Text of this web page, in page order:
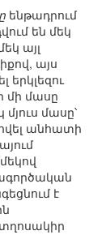
ենթադրում
են մեկ
այլ
այս
երկլեզու
մի մասը
մյուս մասը՝
անհատի
է